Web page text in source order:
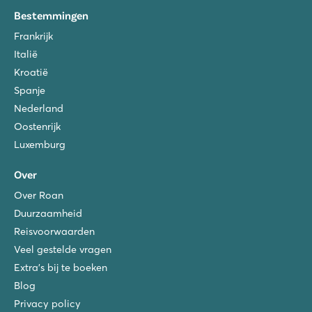
Bestemmingen
Frankrijk
Italië
Kroatië
Spanje
Nederland
Oostenrijk
Luxemburg
Over
Over Roan
Duurzaamheid
Reisvoorwaarden
Veel gestelde vragen
Extra's bij te boeken
Blog
Privacy policy